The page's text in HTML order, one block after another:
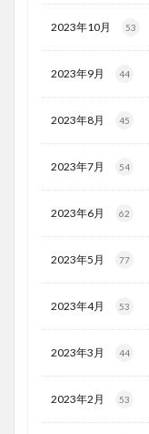
2023年10月 53
2023年9月 44
2023年8月 45
2023年7月 54
2023年6月 62
2023年5月 77
2023年4月 53
2023年3月 44
2023年2月 53